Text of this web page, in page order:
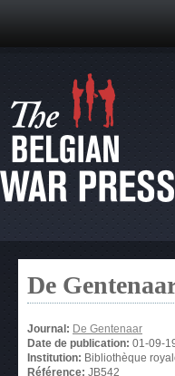
De
Journal: De Gentenaar
Date de publication: 01-09-
Institution: Bibliothèque
Référence: JB542